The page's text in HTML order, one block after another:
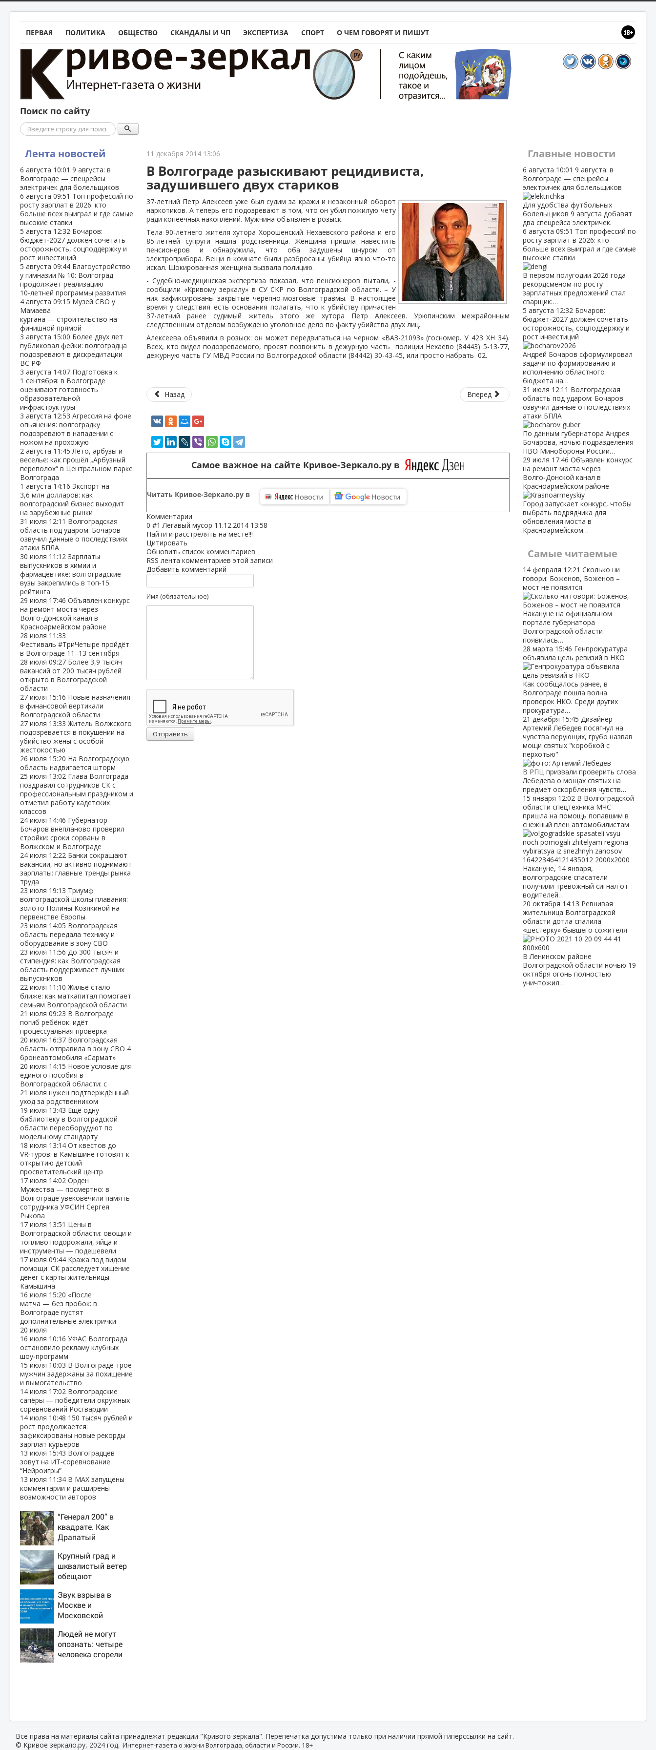
ПЕРВАЯ ПОЛИТИКА ОБЩЕСТВО СКАНДАЛЫ И ЧП ЭКСПЕРТИЗА СПОРТ О ЧЕМ ГОВОРЯТ И ПИШУТ
Поиск по сайту
Поиск
Лента новостей
6 августа 10:01 9 августа: в
Волгограде — спецрейсы
электричек для болельщиков
6 августа 09:51 Топ профессий по
росту зарплат в 2026: кто
больше всех выиграл и где самые
высокие ставки
5 августа 12:32 Бочаров:
бюджет‑2027 должен сочетать
осторожность, соцподдержку и
рост инвестиций
5 августа 09:44 Благоустройство
у гимназии № 10: Волгоград
продолжает реализацию
10‑летней программы развития
4 августа 09:15 Музей СВО у
Мамаева
кургана — строительство на
финишной прямой
3 августа 15:00 Более двух лет
публиковал фейки: волгоградца
подозревают в дискредитации
ВС РФ
3 августа 14:07 Подготовка к
1 сентября: в Волгограде
оценивают готовность
образовательной
инфраструктуры
3 августа 12:53 Агрессия на фоне
опьянения: волгоградку
подозревают в нападении с
ножом на прохожую
2 августа 11:45Лето, арбузы и
веселье: как прошёл „Арбузный
переполох“ в Центральном парке
Волгограда
1 августа 14:16 Экспорт на
3,6 млн долларов: как
волгоградский бизнес выходит
на зарубежные рынки
31 июля 12:11 Волгоградская
область под ударом: Бочаров
озвучил данные о последствиях
атаки БПЛА
30 июля 11:12 Зарплаты
выпускников в химии и
фармацевтике: волгоградские
вузы закрепились в топ‑15
рейтинга
29 июля 17:46 Объявлен конкурс
на ремонт моста через
Волго‑Донской канал в
Красноармейском районе
28 июля 11:33
Фестиваль #ТриЧетыре пройдёт
в Волгограде 11–13 сентября
28 июля 09:27 Более 3,9 тысяч
вакансий от 200 тысяч рублей
открыто в Волгоградской
области
27 июля 15:16 Новые назначения
в финансовой вертикали
Волгоградской области
27 июля 13:33Житель Волжского
подозревается в покушении на
убийство жены с особой
жестокостью
26 июля 15:20 На Волгоградскую
область надвигается шторм
25 июля 13:02 Глава Волгограда
поздравил сотрудников СК с
профессиональным праздником и
отметил работу кадетских
классов
24 июля 14:46 Губернатор
Бочаров внепланово проверил
стройки: сроки сорваны в
Волжском и Волгограде
24 июля 12:22 Банки сокращают
вакансии, но активно поднимают
зарплаты: главные тренды рынка
труда
23 июля 19:13 Триумф
волгоградской школы плавания:
золото Полины Козякиной на
первенстве Европы
23 июля 14:05 Волгоградская
область передала технику и
оборудование в зону СВО
23 июля 11:56 До 300 тысяч и
стипендия: как Волгоградская
область поддерживает лучших
выпускников
22 июля 11:10Жильё стало
ближе: как маткапитал помогает
семьям Волгоградской области
21 июля 09:23 В Волгограде
погиб ребёнок: идёт
процессуальная проверка
20 июля 16:37 Волгоградская
область отправила в зону СВО 4
бронеавтомобиля «Сармат»
20 июля 14:15 Новое условие для
единого пособия в
Волгоградской области: с
21 июля нужен подтверждённый
уход за родственником
19 июля 13:43 Ещё одну
библиотеку в Волгоградской
области переоборудуют по
модельному стандарту
18 июля 13:14 От квестов до
VR‑туров: в Камышине готовят к
открытию детский
просветительский центр
17 июля 14:02 Орден
Мужества — посмертно: в
Волгограде увековечили память
сотрудника УФСИН Сергея
Рыкова
17 июля 13:51 Цены в
Волгоградской области: овощи и
топливо подорожали, яйца и
инструменты — подешевели
17 июля 09:44 Кража под видом
помощи: СК расследует хищение
денег с карты жительницы
Камышина
16 июля 15:20 «После
матча — без пробок: в
Волгограде пустят
дополнительные электрички
20 июля
16 июля 10:16 УФАС Волгограда
остановило рекламу клубных
шоу‑программ
15 июля 10:03 В Волгограде трое
мужчин задержаны за похищение
и вымогательство
14 июля 17:02 Волгоградские
сапёры — победители окружных
соревнований Росгвардии
14 июля 10:48 150 тысяч рублей и
рост продолжается:
зафиксированы новые рекорды
зарплат курьеров
13 июля 15:43 Волгоградцев
зовут на ИТ‑соревнование
“Нейроигры”
13 июля 11:34 В МАХ запущены
комментарии и расширены
возможности авторов
“Генерал 200” в
квадрате. Как
Драпатый
Сырского
Крупный град и
шквалистый ветер
обещают
выходные
Звук взрыва в
Москве и
Московской
2026 года: Причины,
источник, откуда
был громкий хлопок
Людей не могут
опознать: четыре
человека сгорели
11 декабря 2014 13:06
В Волгограде разыскивают рецидивиста,
задушившего двух стариков
37-летний Петр Алексеев уже был судим за кражи и незаконный оборот
наркотиков. А теперь его подозревают в том, что он убил пожилую чету
ради копеечных накоплений. Мужчина объявлен в розыск.
Тела 90-летнего жителя хутора Хорошенский Нехаевского района и его
85-летней супруги нашла родственница. Женщина пришла навестить
пенсионеров и обнаружила, что оба задушены шнуром от
электроприбора. Вещи в комнате были разбросаны: убийца явно что-то
искал. Шокированная женщина вызвала полицию.
- Судебно-медицинская экспертиза показал, что пенсионеров пытали, -
сообщили «Кривому зеркалу» в СУ СКР по Волгоградской области. – У
них зафиксированы закрытые черепно-мозговые травмы. В настоящее
время у следствия есть основания полагать, что к убийству причастен
37-летний ранее судимый житель этого же хутора Петр Алексеев. Урюпинским межрайонным
следственным отделом возбуждено уголовное дело по факту убийства двух лиц.
Алексеева объявили в розыск: он может передвигаться на черном «ВАЗ-21093» (госномер. У 423 ХН 34).
Всех, кто видел подозреваемого, просят позвонить в дежурную часть
полиции Нехаево (84443) 5-13-77,
дежурную часть ГУ МВД России по Волгоградской области (84442) 30-43-45, или просто набрать 02.
Назад Вперед
Самое важное на сайте Кривое-Зеркало.ру в
Читать Кривое-Зеркало.ру в
Комментарии
0 #1 Легавый мусор 11.12.2014 13:58
Найти и расстрелять на месте!!!
Цитировать
Обновить список комментариев
RSS лента комментариев этой записи
Добавить комментарий
Имя (обязательное)
Отправить
Главные новости
6 августа 10:01 9 августа: в
Волгограде — спецрейсы
электричек для болельщиков
Для удобства футбольных
болельщиков 9 августа добавят
два спецрейса электричек.
6 августа 09:51 Топ профессий по
росту зарплат в 2026: кто
больше всех выиграл и где самые
высокие ставки
В первом полугодии 2026 года
рекордсменом по росту
зарплатных предложений стал
сварщик:…
5 августа 12:32 Бочаров:
бюджет‑2027 должен сочетать
осторожность, соцподдержку и
рост инвестиций
Андрей Бочаров сформулировал
задачи по формированию и
исполнению областного
бюджета на…
31 июля 12:11 Волгоградская
область под ударом: Бочаров
озвучил данные о последствиях
атаки БПЛА
По данным губернатора Андрея
Бочарова, ночью подразделения
ПВО Минобороны России…
29 июля 17:46 Объявлен конкурс
на ремонт моста через
Волго‑Донской канал в
Красноармейском районе
Город запускает конкурс, чтобы
выбрать подрядчика для
обновления моста в
Красноармейском…
Самые читаемые
14 февраля 12:21 Сколько ни
говори: Боженов, Боженов –
мост не появится
Накануне на официальном
портале губернатора
Волгоградской области
появилась…
28 марта 15:46 Генпрокуратура
объявила цель ревизий в НКО
Как сообщалось ранее, в
Волгограде пошла волна
проверок НКО. Среди других
прокуратура…
21 декабря 15:45 Дизайнер
Артемий Лебедев посягнул на
чувства верующих, грубо назвав
мощи святых "коробкой с
перхотью"
В РПЦ призвали проверить слова
Лебедева о мощах святых на
предмет оскорбления чувств…
15 января 12:02 В Волгоградской
области спецтехника МЧС
пришла на помощь попавшим в
снежный плен автомобилистам
Накануне, 14 января,
волгоградские спасатели
получили тревожный сигнал от
водителей…
20 октября 14:13 Ревнивая
жительница Волгоградской
области дотла спалила
«шестерку» бывшего сожителя
В Ленинском районе
Волгоградской области ночью 19
октября огонь полностью
уничтожил…
Все права на материалы сайта принадлежат редакции "Кривого зеркала". Перепечатка допустима только при наличии прямой гиперссылки на сайт.
© Кривое зеркало.ру, 2024 год, Интернет-газета о жизни Волгограда, области и России. 18+